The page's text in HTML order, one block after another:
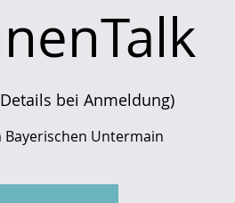
bei Anmeldung)
Untermain